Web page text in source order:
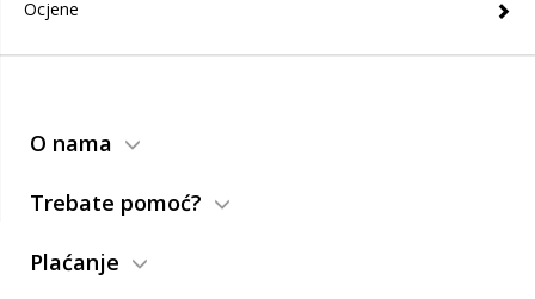
Ocjene
O nama
Trebate pomoć?
Plaćanje